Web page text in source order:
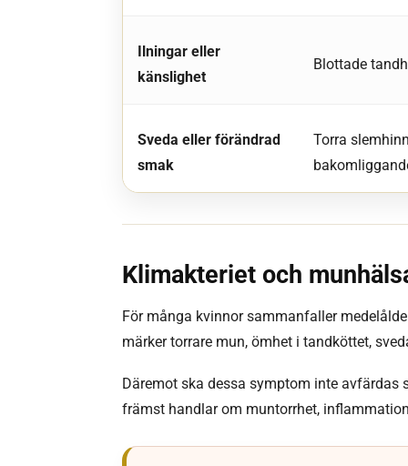
Ilningar eller
känslighet
Blottade
Sveda eller förändrad
smak
Torra
Klimakteriet och
För många kvinnor sammanfaller
märker torrare mun, ömhet i tandköttet,
Däremot ska dessa symptom inte
främst handlar om muntorrhet,